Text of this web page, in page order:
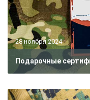
28 ноября 2024
Подарочные